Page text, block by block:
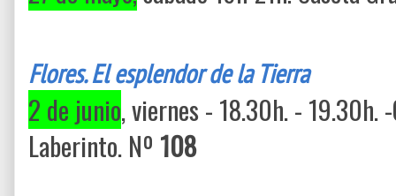
Flores. El esplendor de la Tierra
2 de junio, viernes - 18.30h. - 19.30h.
Laberinto. Nº 108